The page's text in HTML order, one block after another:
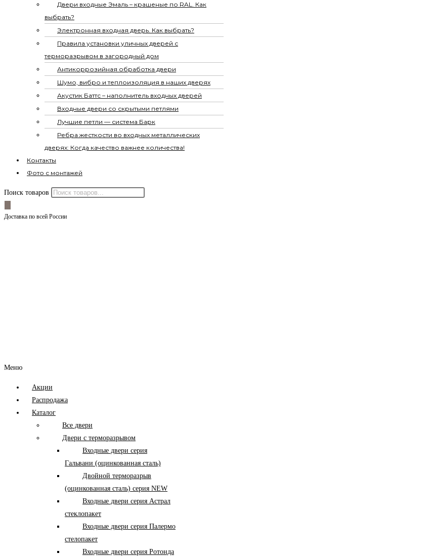
Двери входные Эмаль – крашеные по RAL. Как
выбрать?
Электронная входная дверь. Как выбрать?
Правила установки уличных дверей с
терморазрывом в загородный дом
Антикоррозийная обработка двери
Шумо, вибро и теплоизоляция в наших дверях
Акустик Баттс – наполнитель входных дверей
Входные двери со скрытыми петлями
Лучшие петли — система Барк
Ребра жесткости во входных металлических
дверях: Когда качество важнее количества!
Контакты
Фото с монтажей
Поиск товаров
Доставка по всей России
Меню
Акции
Распродажа
Каталог
Все двери
Двери с терморазрывом
Входные двери серия
Гальвани (оцинкованная сталь)
Двойной терморазрыв
(оцинкованная сталь) серия NEW
Входные двери серия Астрал
стеклопакет
Входные двери серия Палермо
стелопакет
Входные двери серия Ротонда